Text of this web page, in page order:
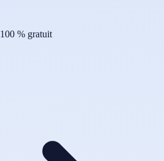
100 % gratuit